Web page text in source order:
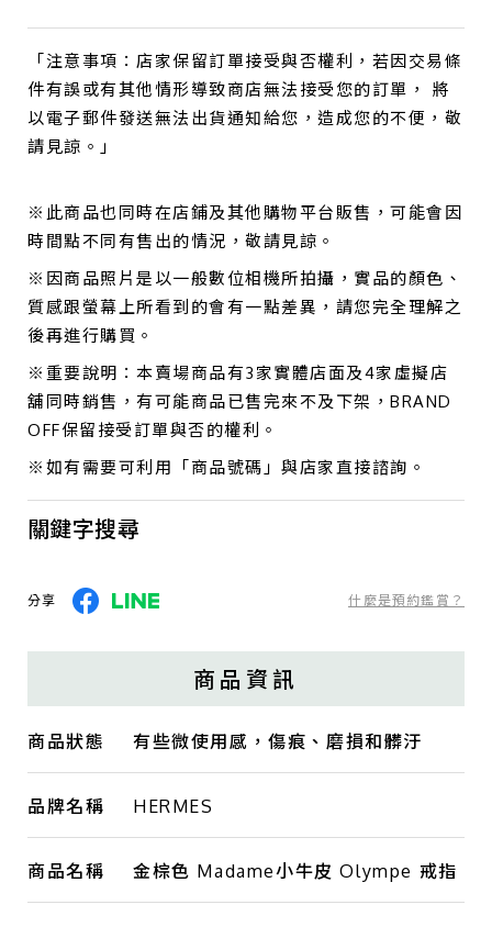
「注意事項：店家保留訂單接受與否權利，若因交易條
件有誤或有其他情形導致商店無法接受您的訂單， 將
以電子郵件發送無法出貨通知給您，造成您的不便，敬
請見諒。」
※此商品也同時在店鋪及其他購物平台販售，可能會因
時間點不同有售出的情況，敬請見諒。
※因商品照片是以一般數位相機所拍攝，實品的顏色、
質感跟螢幕上所看到的會有一點差異，請您完全理解之
後再進行購買。
※重要說明：本賣場商品有3家實體店面及4家虛擬店
舖同時銷售，有可能商品已售完來不及下架，BRAND
OFF保留接受訂單與否的權利。
※如有需要可利用「商品號碼」與店家直接諮詢。
關鍵字搜尋
分享 什麼是預約鑑賞？
商品資訊
商品狀態 有些微使用感，傷痕、磨損和髒汙
品牌名稱 HERMES
商品名稱 金棕色 Madame小牛皮 Olympe 戒指